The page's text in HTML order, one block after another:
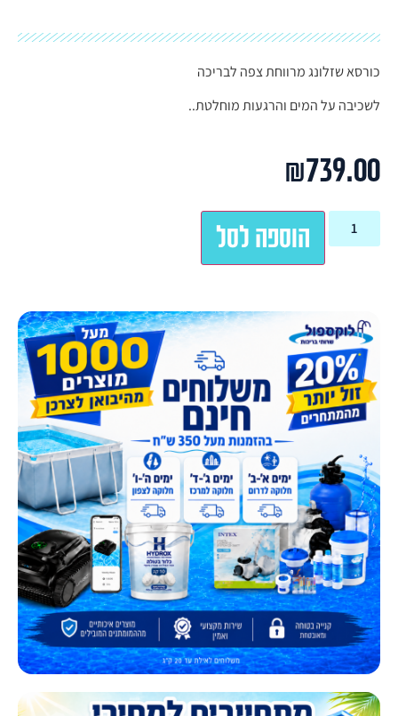
כורסא שזלונג מרווחת צפה לבריכה
לשכיבה על המים והרגעות מוחלטת..
₪739.00
הוספה לסל